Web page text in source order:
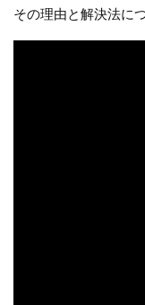
その理由と解決法に